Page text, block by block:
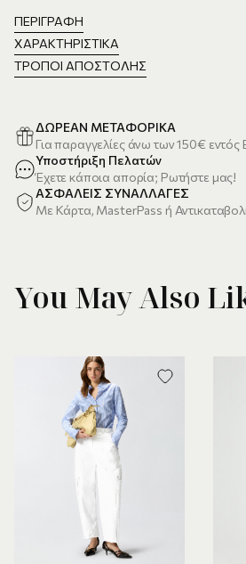
ΠΕΡΙΓΡΑΦΉ
ΧΑΡΑΚΤΗΡΙΣΤΙΚΆ
ΤΡΌΠΟΙ ΑΠΟΣΤΟΛΉΣ
ΔΩΡΕΑΝ ΜΕΤΑΦΟΡΙΚΑ
Για παραγγελίες άνω των 150€ εντός
Υποστήριξη Πελατών
Έχετε κάποια απορία; Ρωτήστε μας!
ΑΣΦΑΛΕΙΣ ΣΥΝΑΛΛΑΓΕΣ
Με Κάρτα, MasterPass ή
You May Also